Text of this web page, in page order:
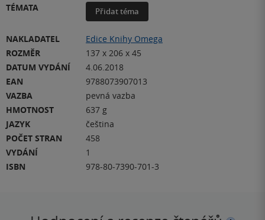
TÉMATA
Přidat téma
NAKLADATEL
Edice Knihy Omega
ROZMĚR
137 x 206 x 45
DATUM VYDÁNÍ
4.06.2018
EAN
9788073907013
VAZBA
pevná vazba
HMOTNOST
637 g
JAZYK
čeština
POČET STRAN
458
VYDÁNÍ
1
ISBN
978-80-7390-701-3